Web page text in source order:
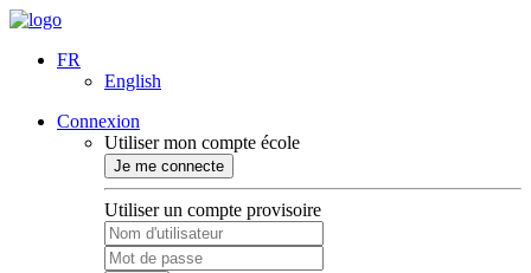
FR
English
Connexion
Utiliser mon compte école
Je me connecte
Utiliser un compte provisoire